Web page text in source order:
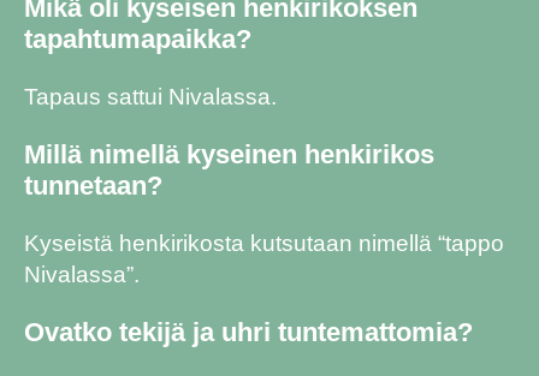
Mikä oli kyseisen henkirikoksen
tapahtumapaikka?
Tapaus sattui Nivalassa.
Millä nimellä kyseinen henkirikos
tunnetaan?
Kyseistä henkirikosta kutsutaan nimellä “tappo
Nivalassa”.
Ovatko tekijä ja uhri tuntemattomia?